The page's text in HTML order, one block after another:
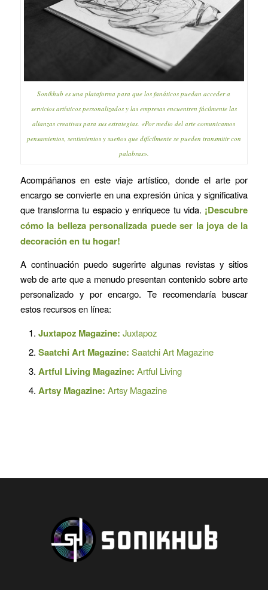
Sonikhub es una plataforma para que los fanáticos puedan acceder a
servicios artísticos personalizados y las empresas encuentren fácilmente las
alianzas creativas para sus estrategias. «Por medio del arte comunicamos
pensamientos, sentimientos y sueños que difícilmente se pueden transmitir con
palabras».
Acompáñanos en este viaje artístico, donde el arte por
encargo se convierte en una expresión única y significativa
que transforma tu espacio y enriquece tu vida. ¡Descubre
cómo la belleza personalizada puede ser la joya de la
decoración en tu hogar!
A continuación puedo sugerirte algunas revistas y sitios
web de arte que a menudo presentan contenido sobre arte
personalizado y por encargo. Te recomendaría buscar
estos recursos en línea:
Juxtapoz Magazine: Juxtapoz
Saatchi Art Magazine: Saatchi Art Magazine
Artful Living Magazine: Artful Living
Artsy Magazine: Artsy Magazine